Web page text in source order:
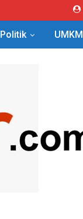
Politik UMKM